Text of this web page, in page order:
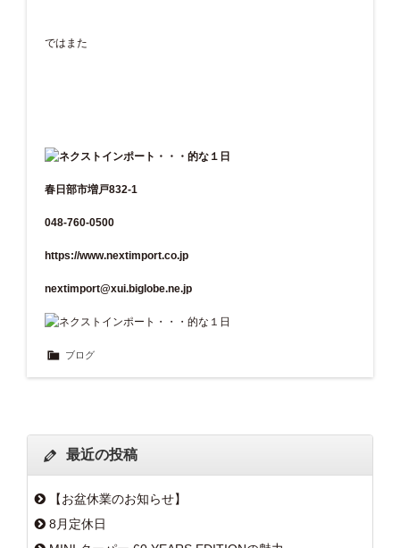
ではまた
春日部市増戸832-1
048-760-0500
https://www.nextimport.co.jp
nextimport@xui.biglobe.ne.jp
ブログ
最近の投稿
【お盆休業のお知らせ】
8月定休日